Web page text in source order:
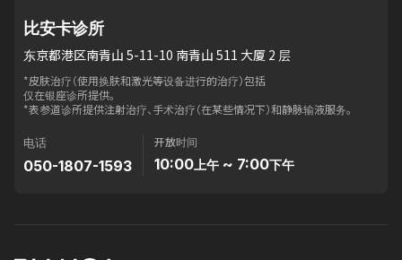
比安卡诊所
东京都港区南青山 5-11-10 南青山 511 大厦 2 层
*皮肤治疗（使用换肤和激光等设备进行的治疗）包括
仅在银座诊所提供。
*表参道诊所提供注射治疗、手术治疗（在某些情况下）和静脉输液服务。
电话
050-1807-1593
开放时间
10:00 上午 ~ 7:00下午